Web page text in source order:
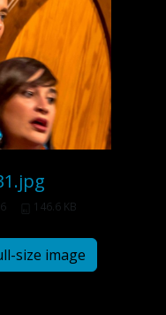
146.6 KB
size image